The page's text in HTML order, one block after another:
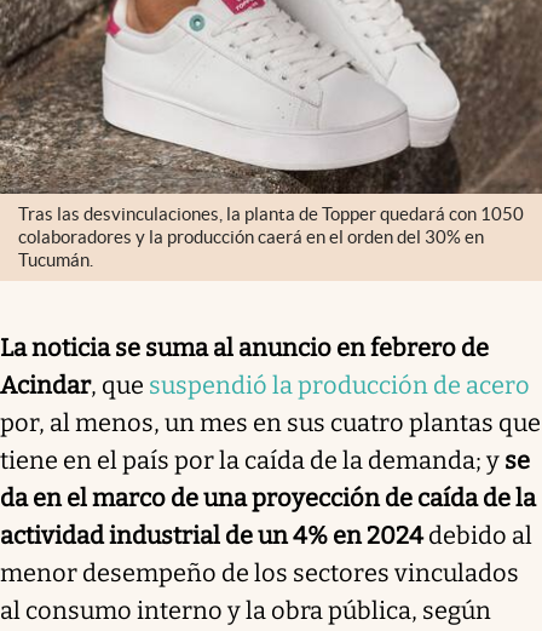
Tras las desvinculaciones, la planta de Topper quedará con 1050
colaboradores y la producción caerá en el orden del 30% en
Tucumán.
La noticia se suma al anuncio en febrero de
Acindar, que suspendió la producción de acero
por, al menos, un mes en sus cuatro plantas que
tiene en el país por la caída de la demanda; y se
da en el marco de una proyección de caída de la
actividad industrial de un 4% en 2024debido al
menor desempeño de los sectores vinculados
al consumo interno y la obra pública, según